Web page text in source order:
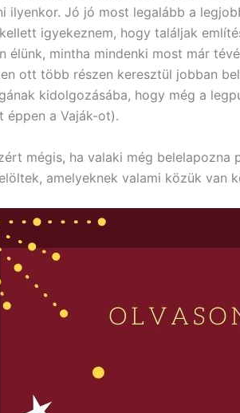
ilyenkor. Jó jó most legalább a
igyekeznem, hogy találjak
élünk, mintha mindenki most már
ott több részen keresztül jobban
kidolgozásába, hogy még a
éppen a Vaják-ot).
mégis, ha valaki még
amelyeknek valami közük van